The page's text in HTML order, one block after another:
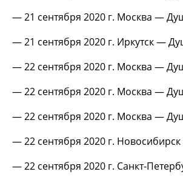
— 21 сентября 2020 г. Москва —
— 21 сентября 2020 г. Иркутск —
— 22 сентября 2020 г. Москва —
— 22 сентября 2020 г. Москва —
— 22 сентября 2020 г. Москва —
— 22 сентября 2020 г.
— 22 сентября 2020 г. Санкт-